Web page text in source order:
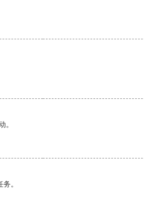
。
。